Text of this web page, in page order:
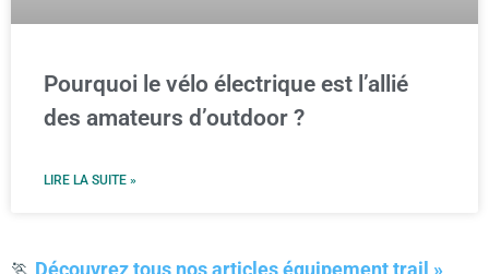
Pourquoi le vélo électrique est l’allié
des amateurs d’outdoor ?
LIRE LA SUITE »
🏃 Découvrez tous nos articles équipement trail »